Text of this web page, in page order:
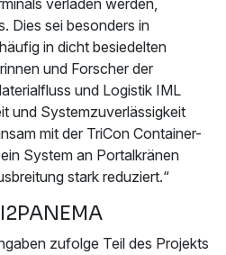
verladen werden,
Dies sei besonders in
in dicht besiedelten
und Forscher der
und Logistik IML
und Systemzuverlässigkeit
mit der TriCon Container-
System an Portalkränen
stark reduziert.“
zufolge Teil des Projekts